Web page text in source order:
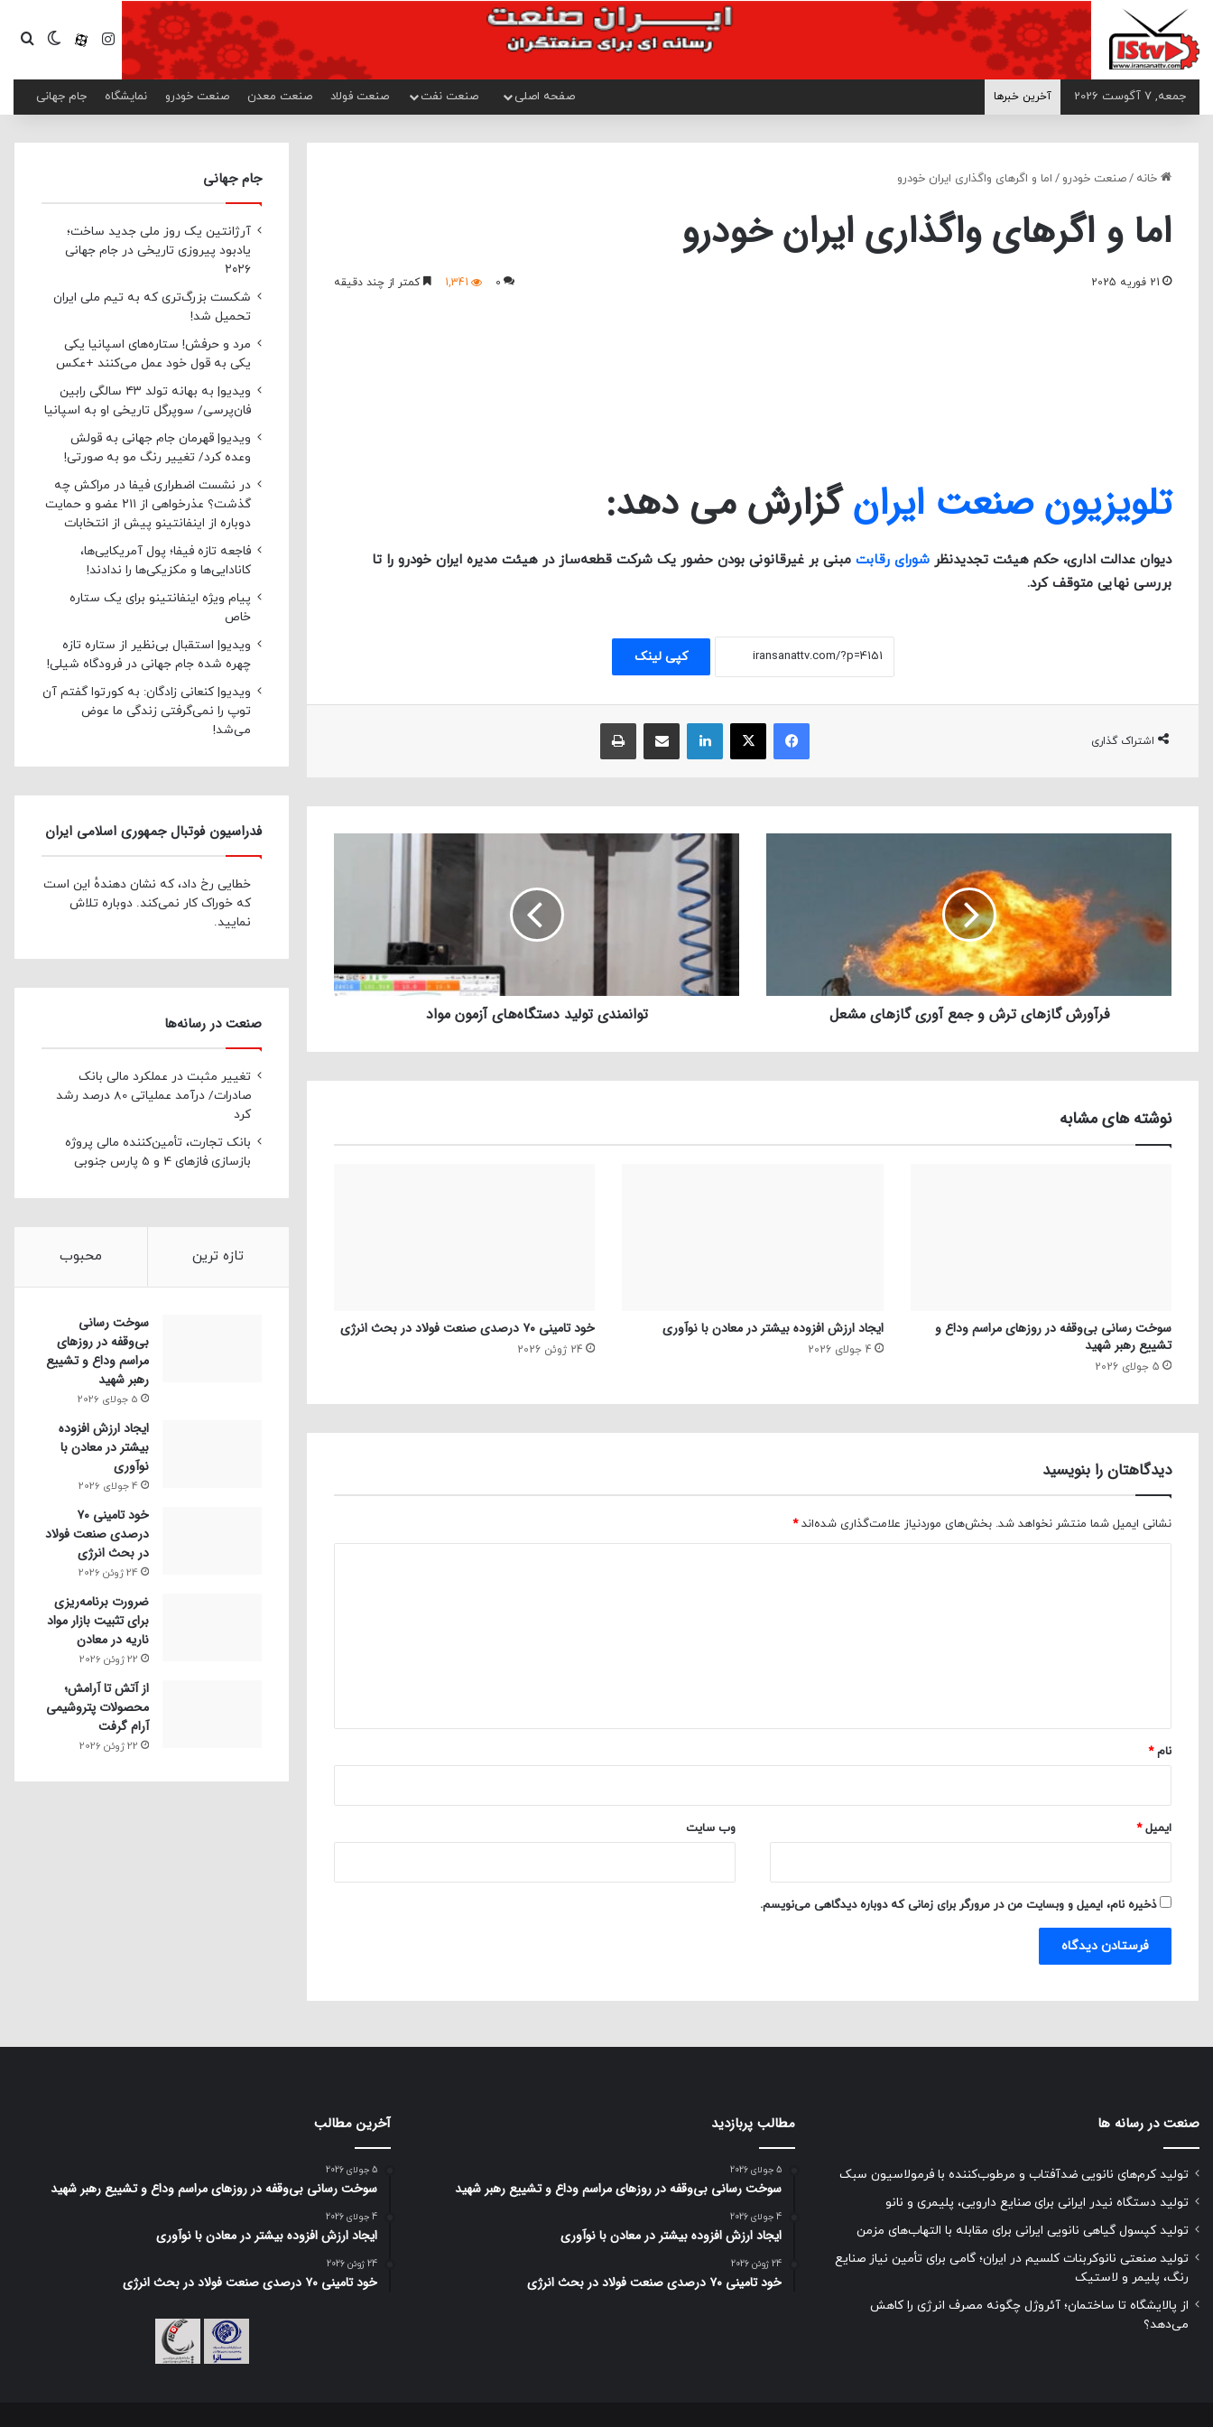
> اینستاگرامآپاراتتغییر
جمعه, 7 آگوست 2026 آخرین خبرها صفحه اصلی صنعت نفت صنعت فولاد صنعت معدن صنعت خودرو نمایشگاه جام جهانی
خانه /صنعت خودرو / اما و اگر‌های واگذاری ایران خودرو
اما و اگر‌های واگذاری ایران خودرو
21 فوریه 2025 0
1,341 کمتر از چند دقیقه
تلویزیون صنعت ایرانگزارش می دهد:
دیوان عدالت اداری، حکم هیئت تجدیدنظر شورای رقابت مبنی بر غیرقانونی بودن حضور یک شرکت قطعه‌ساز در هیئت مدیره ایران خودرو را تا
بررسی نهایی متوقف کرد.
کپی لینک
اشتراک گذاری
فیسبوک ایکس لینکداین
فرآورش گازهای ترش و جمع آوری گاز‌های مشعل توانمندی تولید دستگاه‌های آزمون مواد
نوشته های مشابه
سوخت رسانی بی‌وقفه در روز‌های مراسم وداع و
تشییع رهبر شهید
5 جولای 2026
ایجاد ارزش افزوده بیشتر در معادن با نوآوری
4 جولای 2026
خود تامینی ۷۰ درصدی صنعت فولاد در بحث انرژی
24 ژوئن 2026
دیدگاهتان را بنویسید
نشانی ایمیل شما منتشر نخواهد شد. بخش‌های موردنیاز علامت‌گذاری شده‌اند*
نام*
ایمیل* وب‌ سایت
ذخیره نام، ایمیل و وبسایت من در مرورگر برای زمانی که دوباره دیدگاهی می‌نویسم.
جام جهانی
آرژانتین یک روز ملی جدید ساخت؛
یادبود پیروزی تاریخی در جام جهانی
۲۰۲۶
شکست بزرگ‌تری که به تیم ملی ایران
تحمیل شد!
مرد و حرفش! ستاره‌های اسپانیا یکی
یکی به قول خود عمل می‌کنند +عکس
ویدیو| به بهانه تولد ۴۳ سالگی رابین
فان‌پرسی/ سوپرگل تاریخی او به اسپانیا
ویدیو| قهرمان جام جهانی به قولش
وعده کرد/ تغییر رنگ مو به صورتی!
در نشست اضطراری فیفا در مراکش چه
گذشت؟ عذرخواهی از ۲۱۱ عضو و حمایت
دوباره از اینفانتینو پیش از انتخابات
فاجعه تازه فیفا؛ پول آمریکایی‌ها،
کانادایی‌ها و مکزیکی‌ها را ندادند!
پیام ویژه اینفانتینو برای یک ستاره
خاص
ویدیو| استقبال بی‌نظیر از ستاره تازه
چهره شده جام جهانی در فرودگاه شیلی!
ویدیو| کنعانی زادگان: به کورتوا گفتم آن
توپ را نمی‌گرفتی زندگی ما عوض
می‌شد!
فدراسیون فوتبال جمهوری اسلامی ایران
خطایی رخ داد، که نشان دهندهٔ این است
که خوراک کار نمی‌کند. دوباره تلاش
نمایید.
صنعت در رسانه‌ها
تغییر مثبت در عملکرد مالی بانک
صادرات/ درآمد عملیاتی 80 درصد رشد
کرد
بانک تجارت، تأمین‌کننده مالی پروژه
بازسازی فازهای 4 و 5 پارس جنوبی
تازه ترین محبوب
سوخت رسانی
بی‌وقفه در روز‌های
مراسم وداع و تشییع
رهبر شهید
5 جولای 2026
ایجاد ارزش افزوده
بیشتر در معادن با
نوآوری
4 جولای 2026
خود تامینی ۷۰
درصدی صنعت فولاد
در بحث انرژی
24 ژوئن 2026
ضرورت برنامه‌ریزی
برای تثبیت بازار مواد
ناریه در معادن
22 ژوئن 2026
از آتش تا آرامش؛
محصولات پتروشیمی
آرام گرفت
22 ژوئن 2026
صنعت در رسانه ها
تولید کرم‌های نانویی ضدآفتاب و مرطوب‌کننده با فرمولاسیون سبک
تولید دستگاه نیدر ایرانی برای صنایع دارویی، پلیمری و نانو
تولید کپسول گیاهی نانویی ایرانی برای مقابله با التهاب‌های مزمن
تولید صنعتی نانوکربنات کلسیم در ایران؛ گامی برای تأمین نیاز صنایع
رنگ، پلیمر و لاستیک
از پالایشگاه تا ساختمان؛ آئروژل چگونه مصرف انرژی را کاهش
می‌دهد؟
مطالب پربازدید
5 جولای 2026
سوخت رسانی بی‌وقفه در روز‌های مراسم وداع و تشییع رهبر شهید
4 جولای 2026
ایجاد ارزش افزوده بیشتر در معادن با نوآوری
24 ژوئن 2026
خود تامینی ۷۰ درصدی صنعت فولاد در بحث انرژی
آخرین مطالب
5 جولای 2026
سوخت رسانی بی‌وقفه در روز‌های مراسم وداع و تشییع رهبر شهید
4 جولای 2026
ایجاد ارزش افزوده بیشتر در معادن با نوآوری
24 ژوئن 2026
خود تامینی ۷۰ درصدی صنعت فولاد در بحث انرژی